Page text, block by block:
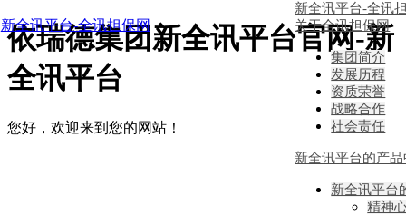
依瑞德集团新全讯平台官网-新
全讯平台
新全讯平台-全讯担保网
新全讯平台-全讯
关于全讯担保网
集团简介
发展历程
资质荣誉
战略合作
社会责任
新全讯平台的产
新全讯平台
精神
您好，欢迎来到您的网站！